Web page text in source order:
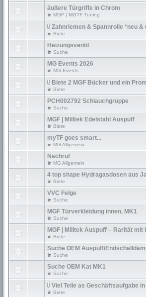
äußere Türgriffe in Chrom
in MGF | MGTF Tuning
Zahnriemen & Spannrolle *neu &
in Biete
Heizungsventil
in Suche
MG Events 2026
in MG Events
Biete 2 MGF Bücker und ein
in Biete
PCH002792 Schlauchgruppe
in Suche
MGF | Milltek Edelstahl Auspuff
in Biete
myTF goes smart...
in MG Allgemein
Nachruf
in MG Allgemein
4 top shape Hydragasdosen aus
in Biete
VVC Felge
in Suche
MGF Türverkleidung innen, MK1
in Suche
MGF | Milltek Auspuff – Rarität mit
in Biete
Suche OEM Auspuff/
in Suche
Suche OEM Kat MK1
in Suche
Viel Teile as Geschäftsaufgabe
in Biete